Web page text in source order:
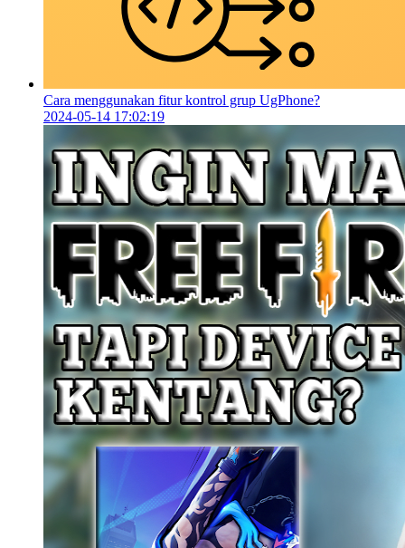
Cara menggunakan fitur kontrol grup UgPhone?
2024-05-14 17:02:19